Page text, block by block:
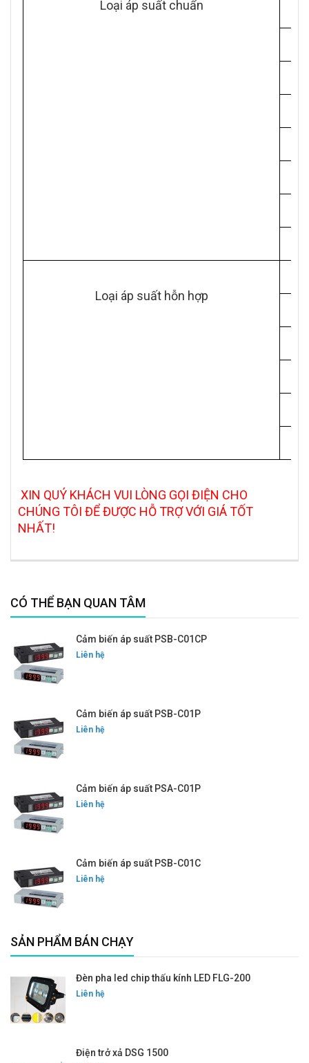
Loại áp suất chuẩn
Loại áp suất hỗn hợp
XIN QUÝ KHÁCH VUI LÒNG GỌI ĐIỆN CHO
CHÚNG TÔI ĐỂ ĐƯỢC HỖ TRỢ VỚI GIÁ TỐT
NHẤT!
CÓ THỂ BẠN QUAN TÂM
Cảm biến áp suất PSB-C01CP
Liên hệ
Cảm biến áp suất PSB-C01P
Liên hệ
Cảm biến áp suất PSA-C01P
Liên hệ
Cảm biến áp suất PSB-C01C
Liên hệ
SẢN PHẨM BÁN CHẠY
Đèn pha led chip thấu kính LED FLG-200
Liên hệ
Điện trở xả DSG 1500